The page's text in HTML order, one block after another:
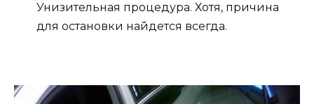
Унизительная процедура. Хотя, причина
для остановки найдется всегда.